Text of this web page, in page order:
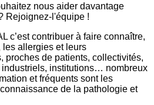
nous aider davantage
Rejoignez-l'équipe !
c’est contribuer à faire connaître,
les allergies et leurs
proches de patients, collectivités,
industriels, institutions… nombreux
et fréquents sont les
de la pathologie et